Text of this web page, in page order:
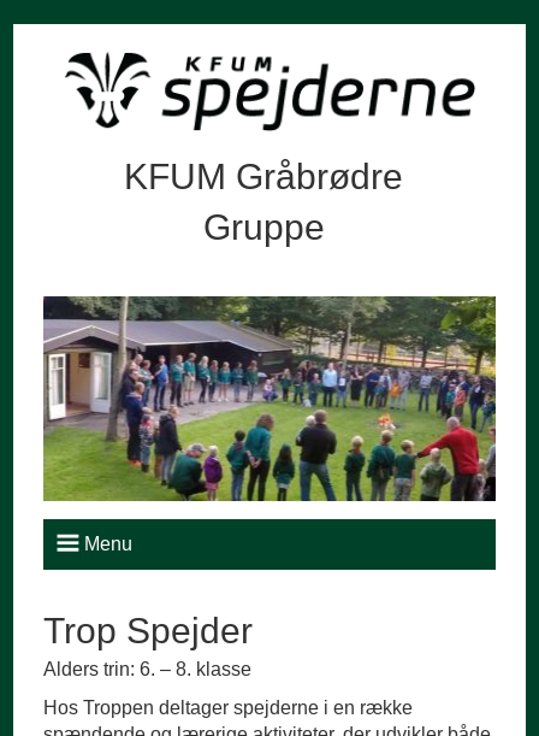
KFUM Gråbrødre
Gruppe
Menu
Trop Spejder
Alders trin: 6. – 8. klasse
Hos Troppen deltager spejderne i en række